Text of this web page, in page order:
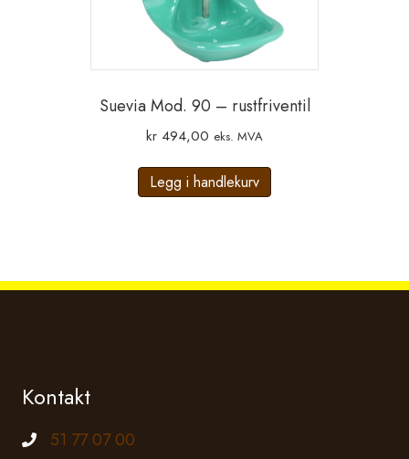
Suevia Mod. 90 – rustfriventil
kr 494,00 eks. MVA
Legg i handlekurv
Kontakt
Telefonnummer
51 77 07 00